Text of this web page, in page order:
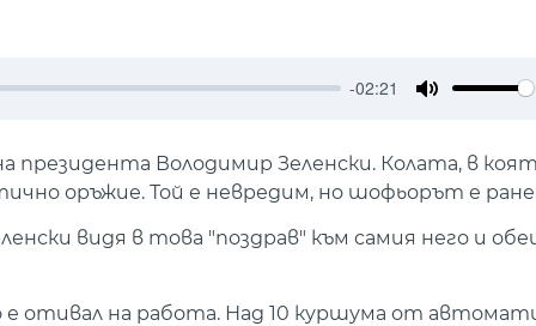
-02:21
Володимир Зеленски. Колата, в
оръжие. Той е невредим, но шофьорът е
видя в това "поздрав" към самия него и
е отивал на работа. Над 10 куршума от